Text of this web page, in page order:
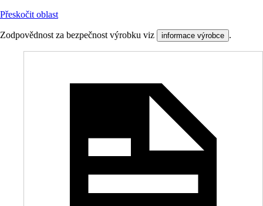
Přeskočit oblast
Zodpovědnost za bezpečnost výrobku viz informace výrobce .